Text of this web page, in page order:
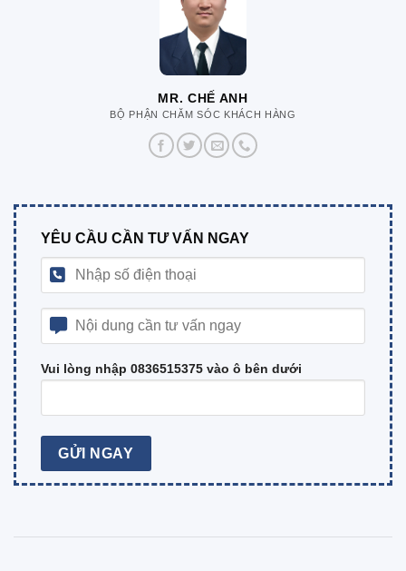
MR. CHẾ ANH
BỘ PHẬN CHĂM SÓC KHÁCH HÀNG
YÊU CẦU CẦN TƯ VẤN NGAY
Vui lòng nhập 0836515375 vào ô bên dưới